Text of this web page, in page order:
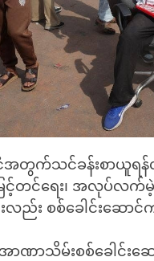
အတွက်သင်ခန်းစာယူရန်
ြင့်တင်ရေး၊ အလုပ်လက်
လည်း စစ်ခေါင်းဆောင်
ာသိမ်းစစ်ခေါင်းဆေ